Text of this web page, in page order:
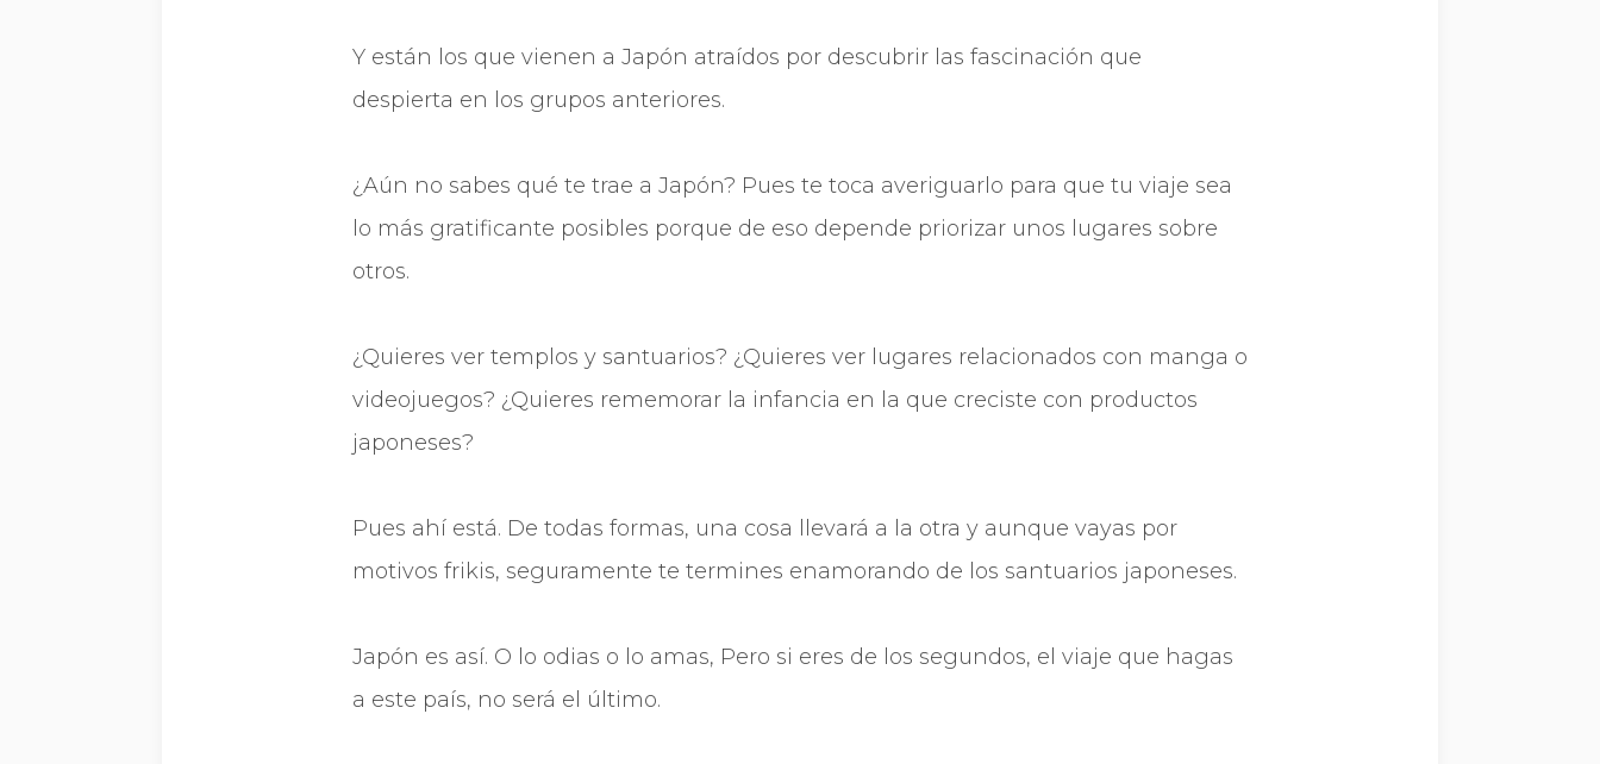
Y están los que vienen a Japón atraídos por descubrir las fascinación que
despierta en los grupos anteriores.
¿Aún no sabes qué te trae a Japón? Pues te toca averiguarlo para que tu viaje sea
lo más gratificante posibles porque de eso depende priorizar unos lugares sobre
otros.
¿Quieres ver templos y santuarios? ¿Quieres ver lugares relacionados con manga o
videojuegos? ¿Quieres rememorar la infancia en la que creciste con productos
japoneses?
Pues ahí está. De todas formas, una cosa llevará a la otra y aunque vayas por
motivos frikis, seguramente te termines enamorando de los santuarios japoneses.
Japón es así. O lo odias o lo amas, Pero si eres de los segundos, el viaje que hagas
a este país, no será el último.